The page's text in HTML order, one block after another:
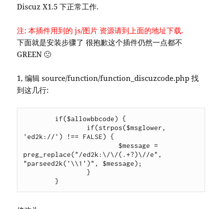
Discuz X1.5 下正常工作.
注: 本插件用到的 js/图片 资源请到上面的地址下载.
下面就是安装步骤了 很抱歉这个插件仍然一点都不
GREEN 🙁
1, 编辑 source/function/function_discuzcode.php 找
到这几行:
'ed2k://') !== FALSE) {
preg_replace("/ed2k:\/\/(.+?)\//e",
"parseed2k('\\1')", $message);
		}
	}